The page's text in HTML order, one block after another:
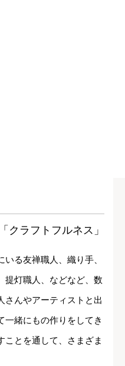
クラフトフルネス」
る友禅職人、織り手、
提灯職人、などなど、数
さんやアーティストと出
一緒にもの作りをしてき
ことを通して、さまざま